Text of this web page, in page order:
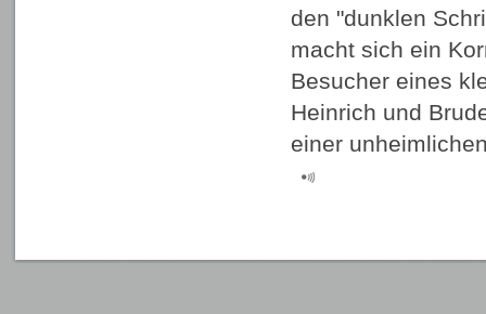
den "dunklen
macht sich ein
Besucher eines
Heinrich und
einer